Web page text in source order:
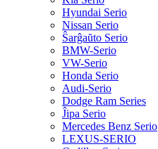
Hyundai Serio
Nissan Serio
Ŝarĝaŭto Serio
BMW-Serio
VW-Serio
Honda Serio
Audi-Serio
Dodge Ram Series
Ĵipa Serio
Mercedes Benz Serio
LEXUS-SERIO